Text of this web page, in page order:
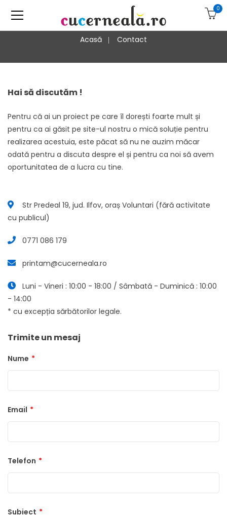
0
Acasă Contact
Hai să discutăm !
Pentru că ai un proiect pe care îl dorești foarte mult și
pentru ca ai găsit pe site-ul nostru o mică soluție pentru
realizarea acestuia, este păcat să nu ne auzim măcar
odată pentru a discuta despre el și pentru ca noi să avem
oportunitatea de a lucra cu tine.
Str Predeal 19, jud. Ilfov, oraș Voluntari (fără activitate
cu publicul)
0771 086 179
printam@cucerneala.ro
Luni - Vineri : 10:00 - 18:00 / Sâmbată - Duminică : 10:00
- 14:00
* cu excepția sărbătorilor legale.
Trimite un mesaj
Nume *
Email *
Telefon *
Subiect *